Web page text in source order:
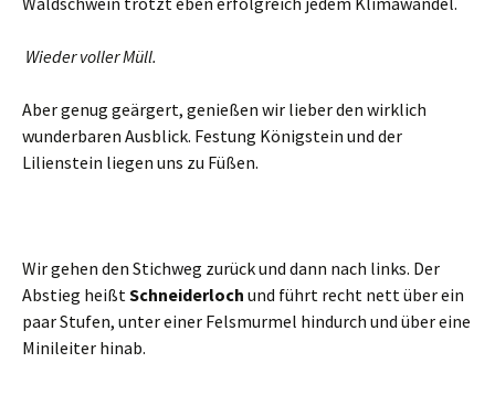
Wieder voller Müll.
Aber genug geärgert, genießen wir lieber den wirklich
wunderbaren Ausblick. Festung Königstein und der
Lilienstein liegen uns zu Füßen.
Wir gehen den Stichweg zurück und dann nach links. Der
Abstieg heißtSchneiderloch und führt recht nett über ein
paar Stufen, unter einer Felsmurmel hindurch und über eine
Minileiter hinab.